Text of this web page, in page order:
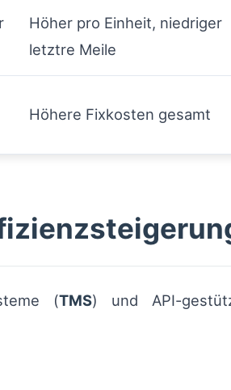
Höher pro Einheit, niedriger
letztre Meile
Höhere Fixkosten gesamt
(TMS) und API-